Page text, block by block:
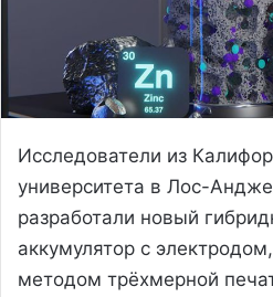
Исследователи из
университета в Лос-
разработали новый
аккумулятор с
методом трёхмерной